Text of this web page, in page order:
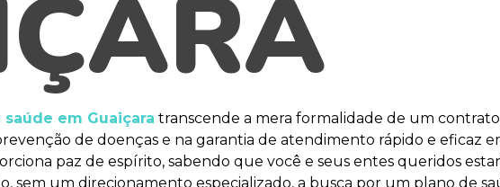
em Guaiçara transcende a mera formalidade de um
de doenças e na garantia de atendimento rápido e eficaz
paz de espírito, sabendo que você e seus entes queridos
sem um direcionamento especializado, a busca por um plano de